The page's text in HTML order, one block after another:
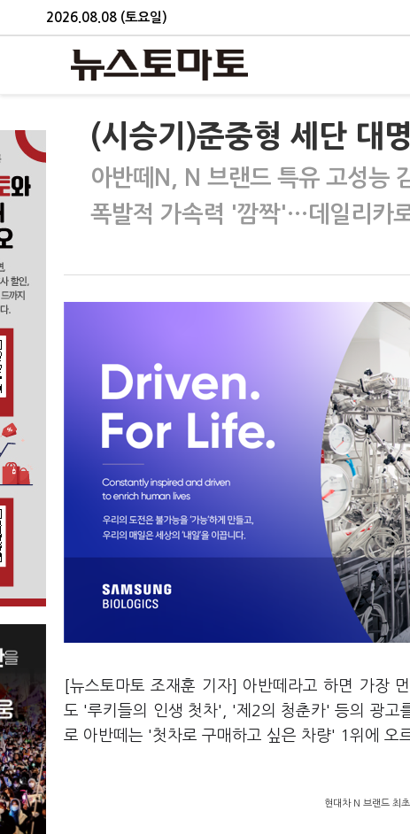
2026.08.08 (토요일)
(시승기)준중형 세단 대
아반떼N, N 브랜드 특유 고성능
폭발적 가속력 '깜짝'…데일리카
[뉴스토마토 조재훈 기자] 아반떼라고 하면 가장
도 '루키들의 인생 첫차', '제2의 청춘카' 등의 광고
로 아반떼는 '첫차로 구매하고 싶은 차량' 1위에 오
현대차 N 브랜드 최